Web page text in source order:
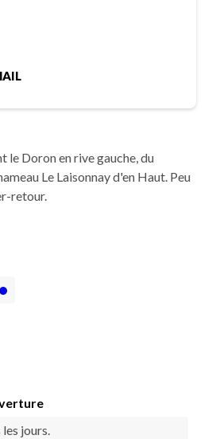
le Doron en rive gauche, du
Le Laisonnay d'en Haut. Peu
retour.
jours.